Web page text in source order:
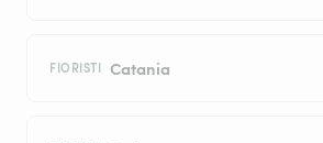
FIORISTI Catania